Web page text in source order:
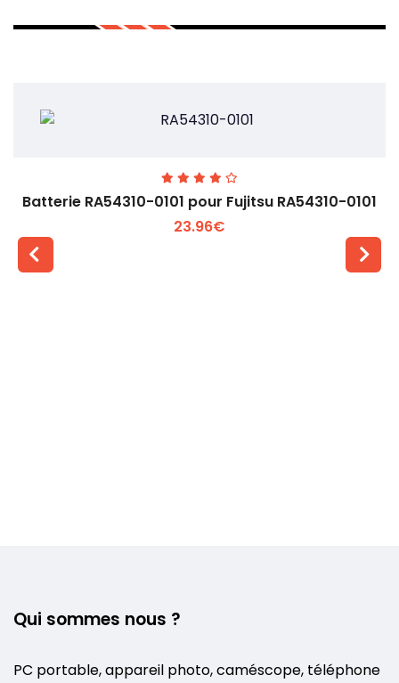
Batterie RA54310-0101 pour Fujitsu RA54310-0101
23.96€
Qui sommes nous ?
PC portable, appareil photo, caméscope, téléphone